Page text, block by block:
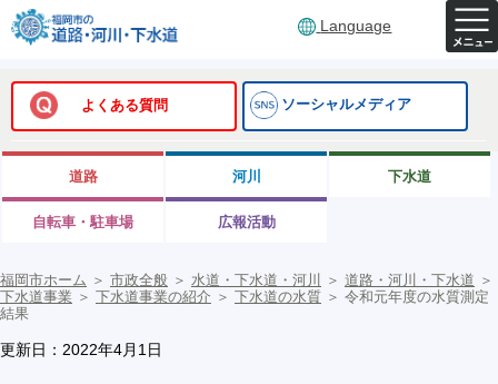
Language
よくある質問 ソーシャルメディア
道路 河川 下水道
自転車・駐車場 広報活動
福岡市ホーム ＞ 市政全般 ＞ 水道・下水道・河川 ＞ 道路・河川・下水道 ＞
下水道事業 ＞ 下水道事業の紹介 ＞ 下水道の水質 ＞ 令和元年度の水質測定
結果
更新日：2022年4月1日